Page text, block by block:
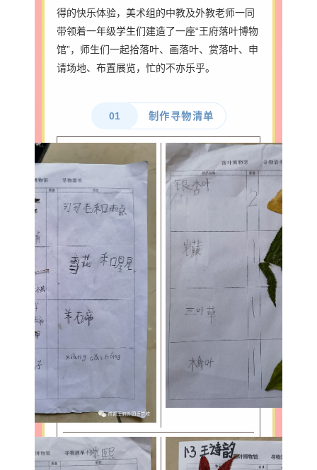
得的快乐体验，美术组的中教及外教老师一同
带领着一年级学生们建造了一座“王府落叶博物
馆”，师生们一起拾落叶、画落叶、赏落叶、申
请场地、布置展览，忙的不亦乐乎。
01 制作寻物清单